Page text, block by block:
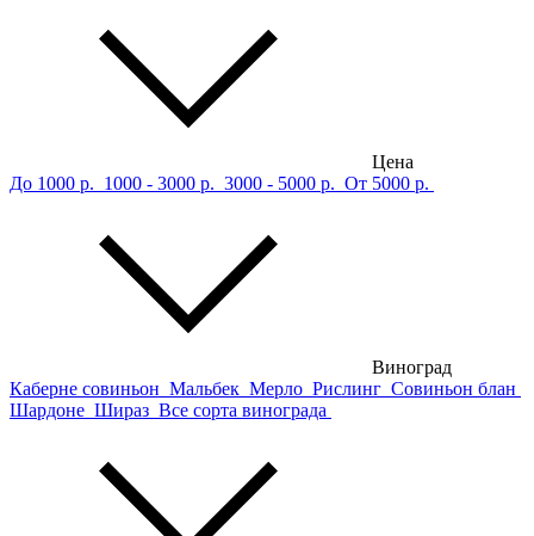
Цена
До 1000 р. 1000 - 3000 р. 3000 - 5000 р. От 5000 р.
Виноград
Каберне совиньон Мальбек Мерло Рислинг Совиньон блан
Шардоне Шираз Все сорта винограда